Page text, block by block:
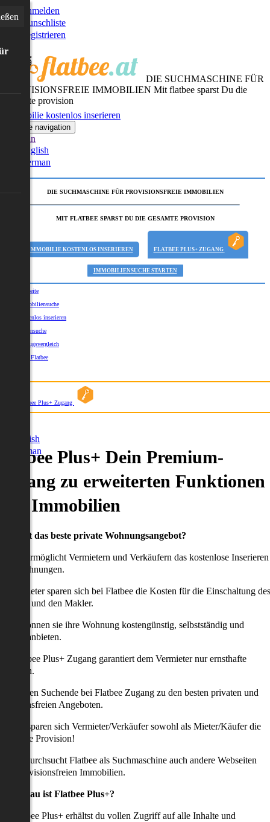
Anmelden
Wunschliste
Registrieren
DIE SUCHMASCHINE FÜR
PROVISIONSFREIE IMMOBILIEN Mit flatbee sparst Du die
gesamte provision
Immobilie kostenlos inserieren
Toggle navigation
German
English
German
DIE SUCHMASCHINE FÜR PROVISIONSFREIE IMMOBILIEN
MIT FLATBEE SPARST DU DIE GESAMTE PROVISION
IMMOBILIE KOSTENLOS INSERIEREN FLATBEE PLUS+ ZUGANG
IMMOBILIENSUCHE STARTEN
Startseite
Immobiliensuche
Kostenlos inserieren
Kartensuche
Umzugsvergleich
Über Flatbee
Flatbee Plus+ Zugang
English
German
Plus+ Dein Premium-
zu erweiterten Funktionen
Immobilien
willst das beste private Wohnungsangebot?
ermöglicht Vermietern und Verkäufern das kostenlose Inserieren
Wohnungen.
Anbieter sparen sich bei Flatbee die Kosten für die Einschaltung des
und den Makler.
können sie ihre Wohnung kostengünstig, selbstständig und
anbieten.
Flatbee Plus+ Zugang garantiert dem Vermieter nur ernsthafte
erhalten Suchende bei Flatbee Zugang zu den besten privaten und
Angeboten.
uns sparen sich Vermieter/Verkäufer sowohl als Mieter/Käufer die
Provision!
durchsucht Flatbee als Suchmaschine auch andere Webseiten
provisionsfreien Immobilien.
genau ist Flatbee Plus+?
Flatbee Plus+ erhältst du vollen Zugriff auf alle Inhalte und